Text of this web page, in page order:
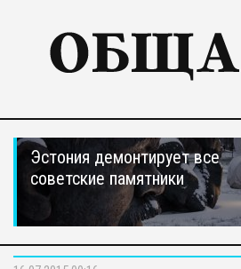
Эстония демонтирует все
советские памятники